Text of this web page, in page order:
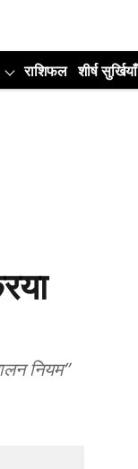
राशिफल शीर्ष सुर्खियाँ
नियम”